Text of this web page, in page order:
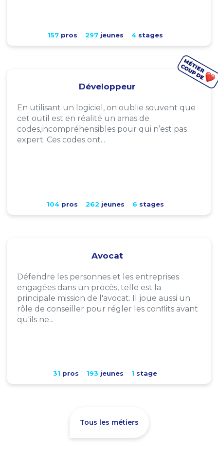
157pros 297jeunes 4stages
Développeur
En utilisant un logiciel, on oublie souvent que
cet outil est en réalité un amas de
codes,incompréhensibles pour qui n’est pas
expert. Ces codes ont...
104pros 262 jeunes 6 stages
Avocat
Défendre les personnes et les entreprises
engagées dans un procès, telle est la
principale mission de l'avocat. Il joue aussi un
rôle de conseiller pour régler les conflits avant
qu'ils ne...
31 pros 193 jeunes 1 stage
Tous les métiers